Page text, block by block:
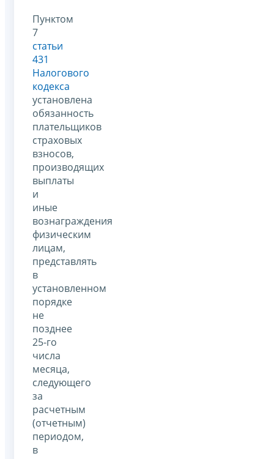
Пунктом
7
статьи
431
Налогового
кодекса
установлена
обязанность
плательщиков
страховых
взносов,
производящих
выплаты
и
иные
вознаграждения
физическим
лицам,
представлять
в
установленном
порядке
не
позднее
25-го
числа
месяца,
следующего
за
расчетным
(отчетным)
периодом,
в